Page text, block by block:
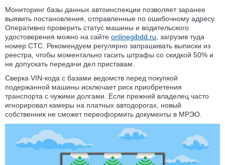
Мониторинг базы данных автоинспекции позволяет заранее
выявить постановления, отправленные по ошибочному адресу.
Оперативно проверить статус машины и водительского
удостоверения можно на сайте onlinegibdd.ru , загрузив туда
номер СТС. Рекомендуем регулярно запрашивать выписки из
реестра, чтобы моментально гасить штрафы со скидкой 50% и
не допускать передачи дел приставам.
Сверка VIN-кода с базами ведомств перед покупкой
подержанной машины исключает риск приобретения
транспорта с чужими долгами. Если прежний владелец часто
игнорировал камеры на платных автодорогах, новый
собственник не сможет переоформить документы в МРЭО.